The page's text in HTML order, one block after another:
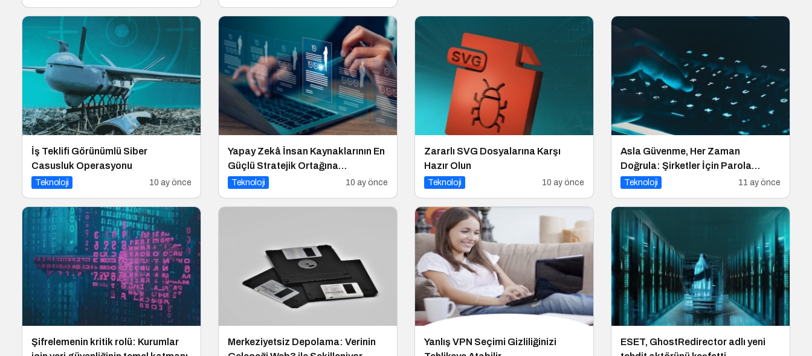
İş Teklifi Görünümlü Siber
Casusluk Operasyonu
Teknoloji 10 ay önce
Yapay Zekâ İnsan Kaynaklarının En
Güçlü Stratejik Ortağına
Dönüşüyor
Teknoloji 10 ay önce
Zararlı SVG Dosyalarına Karşı
Hazır Olun
Teknoloji 10 ay önce
Asla Güvenme, Her Zaman
Doğrula: Şirketler İçin Parola
Güvenliği Alarmı
Teknoloji 11 ay önce
Şifrelemenin kritik rolü: Kurumlar
Merkeziyetsiz Depolama: Verinin
Yanlış VPN Seçimi Gizliliğinizi
ESET, GhostRedirector adlı yeni